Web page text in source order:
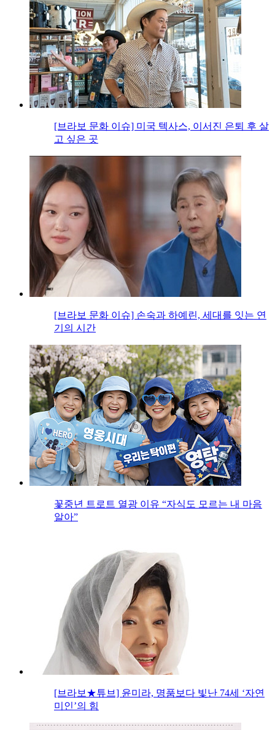
[브라보 문화 이슈] 미국 텍사스, 이서진 은퇴 후 살
고 싶은 곳
[브라보 문화 이슈] 손숙과 하예린, 세대를 잇는 연
기의 시간
꽃중년 트로트 열광 이유 “자식도 모르는 내 마음
알아”
[브라보★튜브] 윤미라, 명품보다 빛난 74세 ‘자연
미인’의 힘